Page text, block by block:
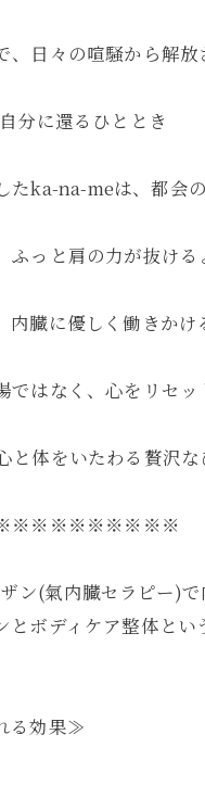
、日々の喧騒から解
分に還るひととき
たka-na-meは、都会
っと肩の力が抜ける
内臓に優しく働きか
ではなく、心をリセ
体をいたわる贅沢
ン(氣内臓セラピー)
とボディケア整体と
る効果≫